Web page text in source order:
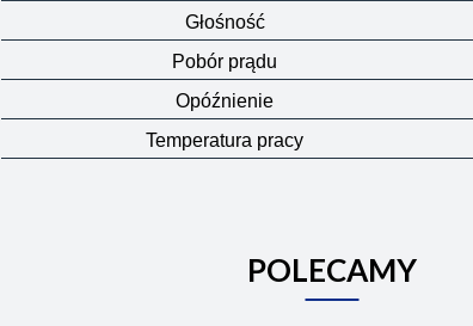
Głośność
Pobór prądu
Opóźnienie
Temperatura pracy
POLECAMY